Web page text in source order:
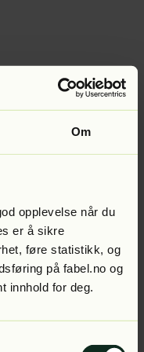
Om
opplevelse når du
er å sikre
føre statistikk, og
på fabel.no og
innhold for deg.